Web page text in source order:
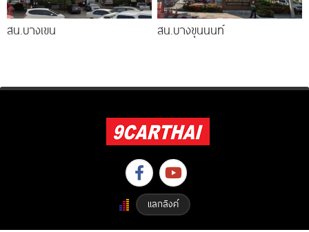
สน.บางเขน สน.บางขุนนนท์
แลกลิงค์